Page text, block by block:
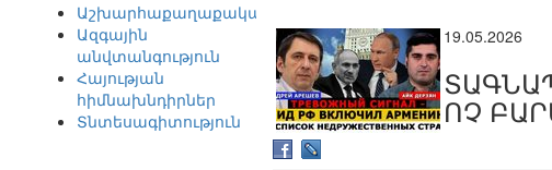
Աշխարհաքաղաքականություն
Ազգային
անվտանգություն
Հայության
հիմնախնդիրներ
Տնտեսագիտություն
19.05.2026
ՈՉ